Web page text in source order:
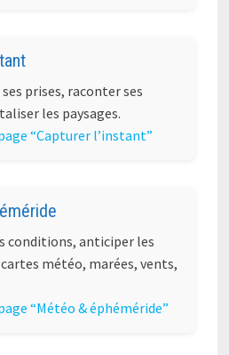
prises, raconter ses
les paysages.
“Capturer l’instant”
conditions, anticiper les
météo, marées, vents,
“Météo & éphéméride”